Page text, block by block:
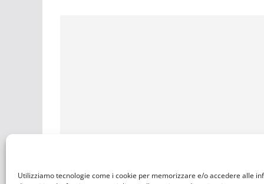
Utilizziamo tecnologie come i cookie per memorizzare e/o accedere alle